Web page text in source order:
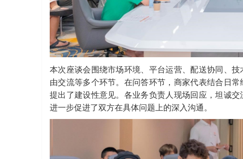
本次座谈会围绕市场环境、平台运营、配送协同、
由交流等多个环节。在问答环节，商家代表结合日
提出了建设性意见。各业务负责人现场回应，坦诚
进一步促进了双方在具体问题上的深入沟通。